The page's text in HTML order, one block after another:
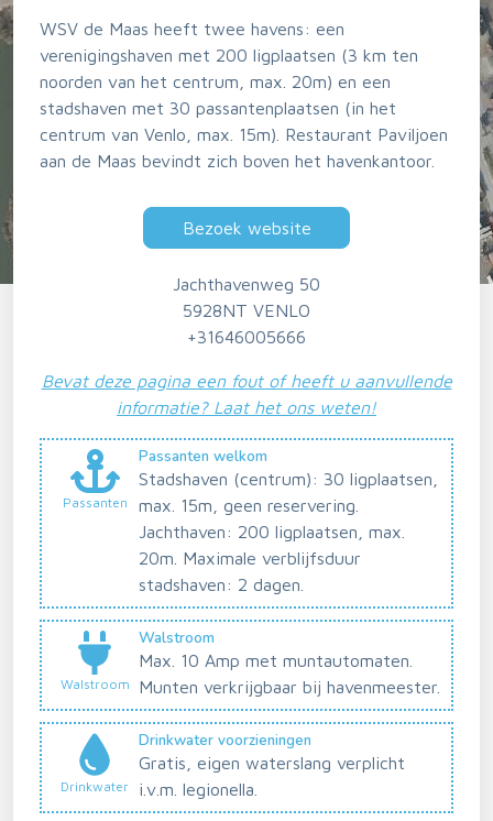
WSV de Maas heeft twee havens: een
verenigingshaven met 200 ligplaatsen (3 km ten
noorden van het centrum, max. 20m) en een
stadshaven met 30 passantenplaatsen (in het
centrum van Venlo, max. 15m). Restaurant Paviljoen
aan de Maas bevindt zich boven het havenkantoor.
Bezoek website
Jachthavenweg 50
5928NT VENLO
+31646005666
Bevat deze pagina een fout of heeft u aanvullende
informatie? Laat het ons weten!
Passanten
Passanten welkom
Stadshaven (centrum): 30 ligplaatsen,
max. 15m, geen reservering.
Jachthaven: 200 ligplaatsen, max.
20m. Maximale verblijfsduur
stadshaven: 2 dagen.
Walstroom
Walstroom
Max. 10 Amp met muntautomaten.
Munten verkrijgbaar bij havenmeester.
Drinkwater
Drinkwater voorzieningen
Gratis, eigen waterslang verplicht
i.v.m. legionella.